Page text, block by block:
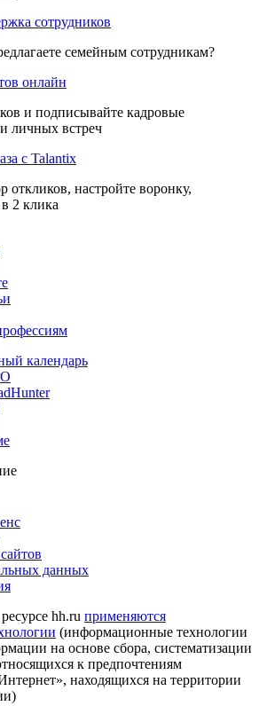
сотрудников
семейным сотрудникам?
онлайн
и подписывайте кадровые
личных встреч
с Talantix
откликов, настройте воронку,
2 клика
календарь
данных
hh.ru применяются
(информационные технологии
на основе сбора, систематизации
к предпочтениям
находящихся на территории